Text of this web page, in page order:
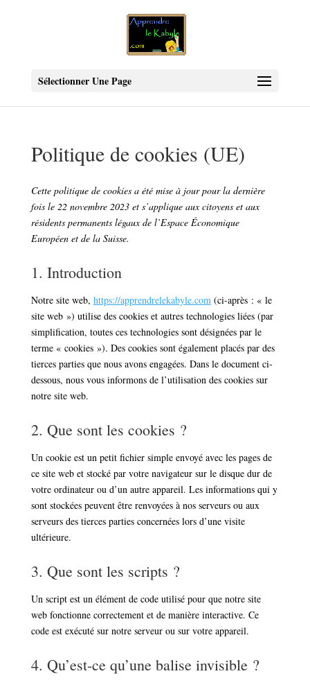
Sélectionner Une Page
Politique de cookies (UE)
Cette politique de cookies a été mise à jour pour la dernière
fois le 22 novembre 2023 et s’applique aux citoyens et aux
résidents permanents légaux de l’Espace Économique
Européen et de la Suisse.
1. Introduction
Notre site web, https://apprendrelekabyle.com(ci-après : « le
site web ») utilise des cookies et autres technologies liées (par
simplification, toutes ces technologies sont désignées par le
terme « cookies »). Des cookies sont également placés par des
tierces parties que nous avons engagées. Dans le document ci-
dessous, nous vous informons de l’utilisation des cookies sur
notre site web.
2. Que sont les cookies ?
Un cookie est un petit fichier simple envoyé avec les pages de
ce site web et stocké par votre navigateur sur le disque dur de
votre ordinateur ou d’un autre appareil. Les informations qui y
sont stockées peuvent être renvoyées à nos serveurs ou aux
serveurs des tierces parties concernées lors d’une visite
ultérieure.
3. Que sont les scripts ?
Un script est un élément de code utilisé pour que notre site
web fonctionne correctement et de manière interactive. Ce
code est exécuté sur notre serveur ou sur votre appareil.
4. Qu’est-ce qu’une balise invisible ?